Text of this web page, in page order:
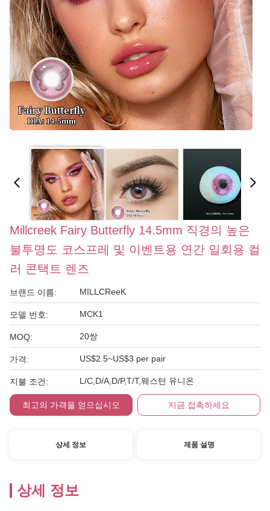
Millcreek Fairy Butterfly 14.5mm 직경의 높은
불투명도 코스프레 및 이벤트용 연간 일회용 컬
러 콘택트 렌즈
브랜드 이름: MILLCReeK
모델 번호: MCK1
MOQ: 20쌍
가격: US$2.5~US$3 per pair
지불 조건: L/C,D/A,D/P,T/T,웨스턴 유니온
최고의 가격을 얻으십시오 지금 접촉하세요
상세 정보 제품 설명
상세 정보